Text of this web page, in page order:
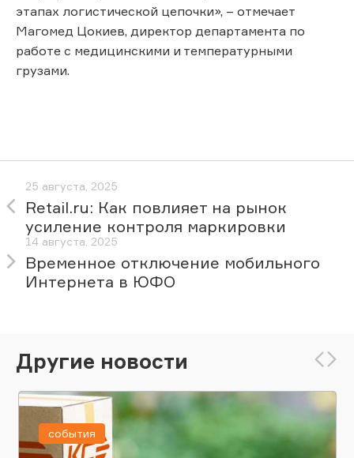
этапах логистической цепочки», – отмечает
Магомед Цокиев, директор департамента по
работе с медицинскими и температурными
грузами.
25 августа, 2025
Retail.ru: Как повлияет на рынок
усиление контроля маркировки
14 августа, 2025
Временное отключение мобильного
Интернета в ЮФО
Другие новости
события